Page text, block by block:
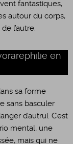
fantastiques,
autour du corps,
l’autre.
en
sa forme
sans basculer
d’autrui. C’est
mental, une
mais qui ne